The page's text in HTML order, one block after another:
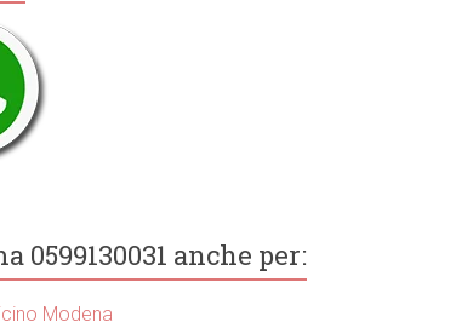
0599130031 anche per:
Modena